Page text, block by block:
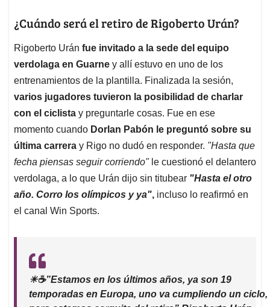
¿Cuándo será el retiro de Rigoberto Urán?
Rigoberto Urán fue invitado a la sede del equipo
verdolaga en Guarne y allí estuvo en uno de los
entrenamientos de la plantilla. Finalizada la sesión,
varios jugadores tuvieron la posibilidad de charlar
con el ciclista y preguntarle cosas. Fue en ese
momento cuando Dorlan Pabón le preguntó sobre su
última carrera y Rigo no dudó en responder. "Hasta que
fecha piensas seguir corriendo" le cuestionó el delantero
verdolaga, a lo que Urán dijo sin titubear "Hasta el otro
año. Corro los olímpicos y ya", incluso lo reafirmó en
el canal Win Sports.
☀☕”Estamos en los últimos años, ya son 19
temporadas en Europa, uno va cumpliendo un ciclo,